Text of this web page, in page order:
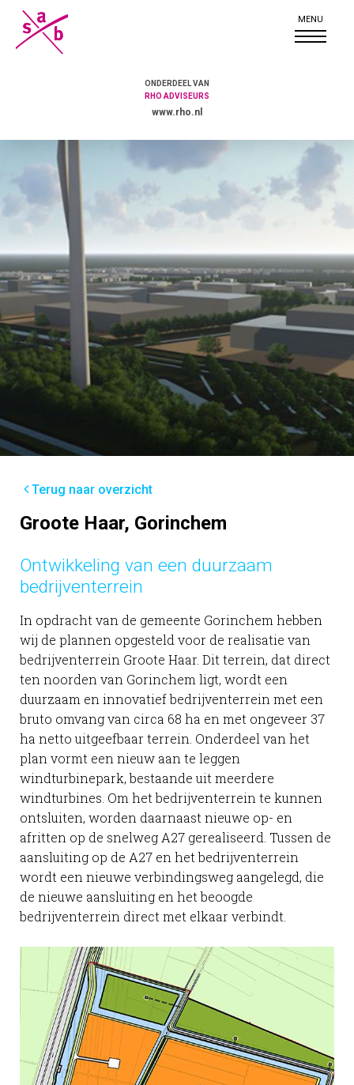
ONDERDEEL VAN
RHO ADVISEURS
www.rho.nl
Terug naar overzicht
Groote Haar, Gorinchem
Ontwikkeling van een duurzaam
bedrijventerrein
In opdracht van de gemeente Gorinchem hebben
wij de plannen opgesteld voor de realisatie van
bedrijventerrein Groote Haar. Dit terrein, dat direct
ten noorden van Gorinchem ligt, wordt een
duurzaam en innovatief bedrijventerrein met een
bruto omvang van circa 68 ha en met ongeveer 37
ha netto uitgeefbaar terrein. Onderdeel van het
plan vormt een nieuw aan te leggen
windturbinepark, bestaande uit meerdere
windturbines. Om het bedrijventerrein te kunnen
ontsluiten, worden daarnaast nieuwe op- en
afritten op de snelweg A27 gerealiseerd. Tussen de
aansluiting op de A27 en het bedrijventerrein
wordt een nieuwe verbindingsweg aangelegd, die
de nieuwe aansluiting en het beoogde
bedrijventerrein direct met elkaar verbindt.